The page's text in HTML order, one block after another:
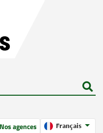
Nos agences Français